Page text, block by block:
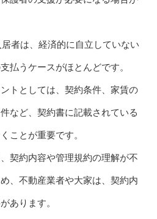
者は、経済的に自立していない
払うケースがほとんどです。
トとしては、契約条件、家賃の
など、契約書に記載されている
ことが重要です。
契約内容や管理規約の理解が不
、不動産業者や大家は、契約内
あります。